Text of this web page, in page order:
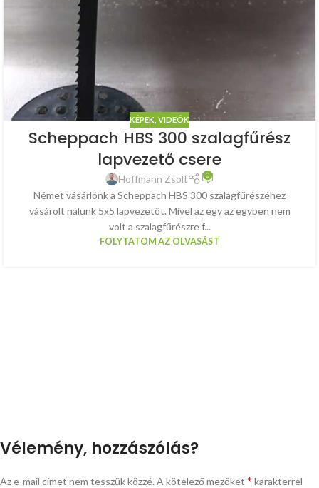
KÉPEK, VIDEÓK
Scheppach HBS 300 szalagfűrész
lapvezető csere
Hoffmann Zsolt 0
Német vásárlónk a Scheppach HBS 300 szalagfűrészéhez
vásárolt nálunk 5x5 lapvezetőt. Mivel az egy az egyben nem
volt a szalagfűrészre f...
FOLYTATOM AZ OLVASÁST
Vélemény, hozzászólás?
Az e-mail címet nem tesszük közzé. A kötelező mezőket * karakterrel